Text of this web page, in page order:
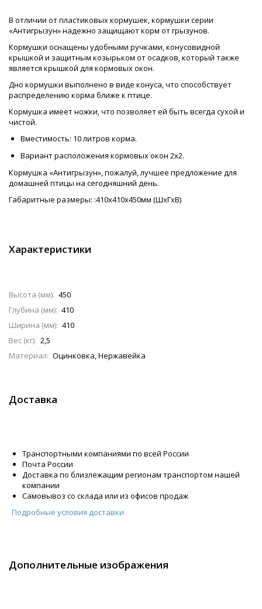
В отличии от пластиковых кормушек, кормушки серии
«Антигрызун» надежно защищают корм от грызунов.
Кормушки оснащены удобными ручками, конусовидной
крышкой и защитным козырьком от осадков, который также
является крышкой для кормовых окон.
Дно кормушки выполнено в виде конуса, что способствует
распределению корма ближе к птице.
Кормушка имеет ножки, что позволяет ей быть всегда сухой и
чистой.
Вместимость: 10 литров корма.
Вариант расположения кормовых окон 2х2.
Кормушка «Антигрызун», пожалуй, лучшее предложение для
домашней птицы на сегодняшний день.
Габаритные размеры: :410х410х450мм (ШхГхВ)
Характеристики
Высота (мм): 450
Глубина (мм): 410
Ширина (мм): 410
Вес (кг): 2,5
Материал: Оцинковка, Нержавейка
Доставка
Транспортными компаниями по всей России
Почта России
Доставка по близлежащим регионам транспортом нашей
компании
Самовывоз со склада или из офисов продаж
Подробные условия доставки
Дополнительные изображения